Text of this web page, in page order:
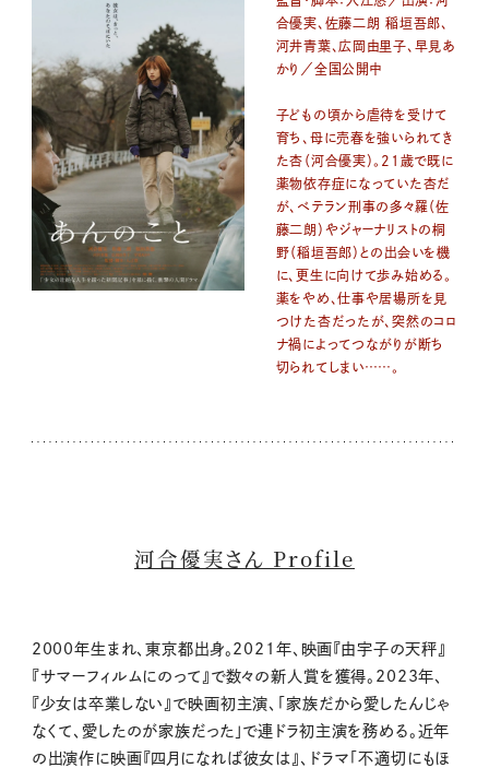
合優実、佐藤二朗 稲垣吾郎、
河井青葉、広岡由里子、早見あ
かり／全国公開中
子どもの頃から虐待を受けて
育ち、母に売春を強いられてき
た杏（河合優実）。21歳で既に
薬物依存症になっていた杏だ
が、ベテラン刑事の多々羅（佐
藤二朗）やジャーナリストの桐
野（稲垣吾郎）との出会いを機
に、更生に向けて歩み始める。
薬をやめ、仕事や居場所を見
つけた杏だったが、突然のコロ
ナ禍によってつながりが断ち
切られてしまい……。
河合優実さん Profile
2000年生まれ、東京都出身。2021年、映画『由宇子の天秤』
『サマーフィルムにのって』で数々の新人賞を獲得。2023年、
『少女は卒業しない』で映画初主演、「家族だから愛したんじゃ
なくて、愛したのが家族だった」で連ドラ初主演を務める。近年
の出演作に映画『四月になれば彼女は』、ドラマ「不適切にもほ